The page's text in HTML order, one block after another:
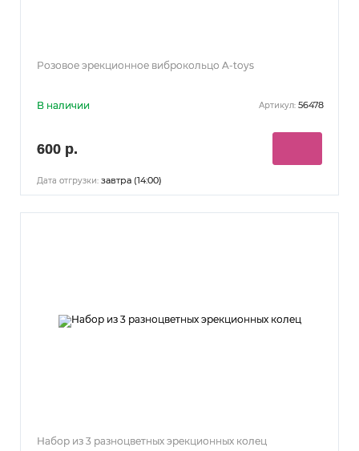
Розовое эрекционное виброкольцо A-toys
В наличии Артикул: 56478
600 р.
Дата отгрузки: завтра (14:00)
Набор из 3 разноцветных эрекционных колец